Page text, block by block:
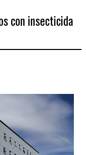
con insecticida